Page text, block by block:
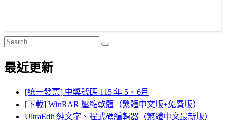
Search
for:
Search
最近更新
[統一發票] 中獎號碼 115 年 5、6月
[下載] WinRAR 壓縮軟體（繁體中文版+免費版）
UltraEdit 純文字、程式碼編輯器（繁體中文最新版）